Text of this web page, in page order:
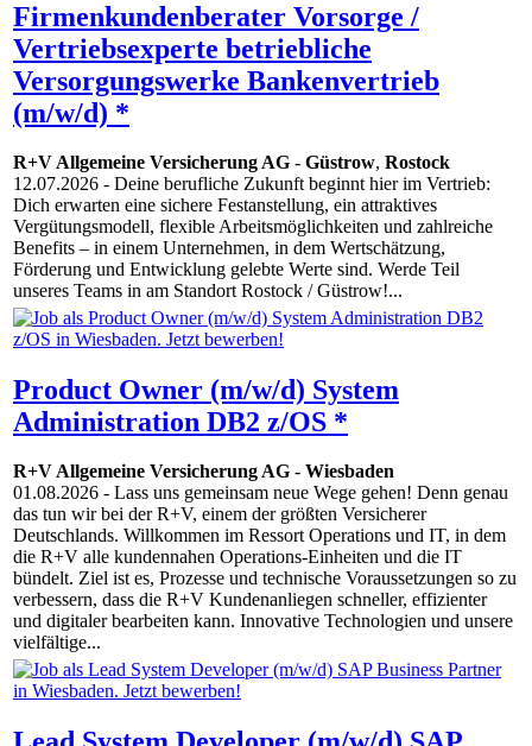
Firmenkundenberater Vorsorge /
Vertriebsexperte betriebliche
Versorgungswerke Bankenvertrieb
(m/w/d) *
R+V Allgemeine Versicherung AG - Güstrow, Rostock
12.07.2026 - Deine berufliche Zukunft beginnt hier im Vertrieb:
Dich erwarten eine sichere Festanstellung, ein attraktives
Vergütungsmodell, flexible Arbeitsmöglichkeiten und zahlreiche
Benefits – in einem Unternehmen, in dem Wertschätzung,
Förderung und Entwicklung gelebte Werte sind. Werde Teil
unseres Teams in am Standort Rostock / Güstrow!...
Product Owner (m/w/d) System
Administration DB2 z/OS *
R+V Allgemeine Versicherung AG - Wiesbaden
01.08.2026 - Lass uns gemeinsam neue Wege gehen! Denn genau
das tun wir bei der R+V, einem der größten Versicherer
Deutschlands. Willkommen im Ressort Operations und IT, in dem
die R+V alle kundennahen Operations-Einheiten und die IT
bündelt. Ziel ist es, Prozesse und technische Voraussetzungen so zu
verbessern, dass die R+V Kundenanliegen schneller, effizienter
und digitaler bearbeiten kann. Innovative Techno­logien und unsere
vielfältige...